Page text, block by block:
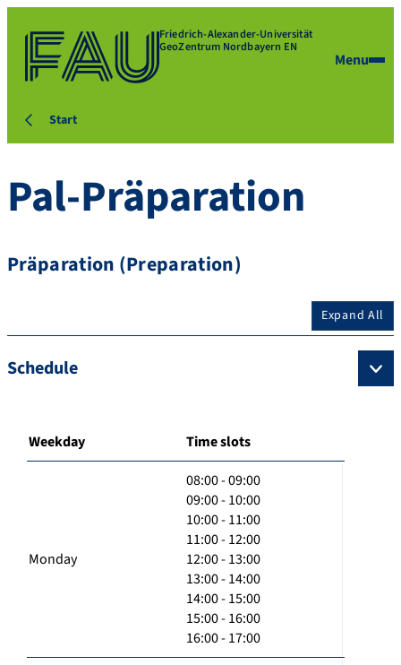
Friedrich-Alexander-Universität
GeoZentrum Nordbayern EN
Menu
Start
Pal-Präparation
Präparation (Preparation)
Expand All
Schedule
Weekday Time slots
Monday
08:00 - 09:00
09:00 - 10:00
10:00 - 11:00
11:00 - 12:00
12:00 - 13:00
13:00 - 14:00
14:00 - 15:00
15:00 - 16:00
16:00 - 17:00